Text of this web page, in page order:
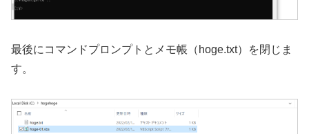
最後にコマンドプロンプトとメモ帳（hoge.txt）を閉じま
す。